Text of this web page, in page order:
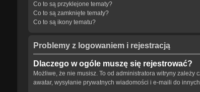
Co to są przyklejone tematy?
Co to są zamknięte tematy?
Co to są ikony tematu?
Problemy z logowaniem i rejestracją
Dlaczego w ogóle muszę się rejestrować?
Możliwe, że nie musisz. To od administratora witryny
awatar, wysyłanie prywatnych wiadomości i e-maili do